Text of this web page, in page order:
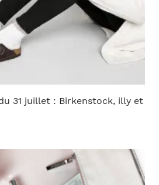
31 juillet : Birkenstock, illy et